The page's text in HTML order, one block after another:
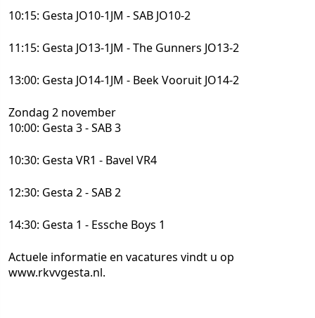
10:15: Gesta JO10-1JM - SAB JO10-2
11:15: Gesta JO13-1JM - The Gunners JO13-2
13:00: Gesta JO14-1JM - Beek Vooruit JO14-2
Zondag 2 november
10:00: Gesta 3 - SAB 3
10:30: Gesta VR1 - Bavel VR4
12:30: Gesta 2 - SAB 2
14:30: Gesta 1 - Essche Boys 1
Actuele informatie en vacatures vindt u op
www.rkvvgesta.nl.